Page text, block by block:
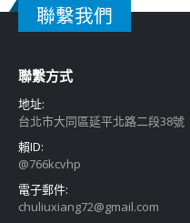
聯繫我們
聯繫方式
地址:
台北市大同區延平北路二段38號
賴ID:
@766kcvhp
電子郵件:
chuliuxiang72@gmail.com